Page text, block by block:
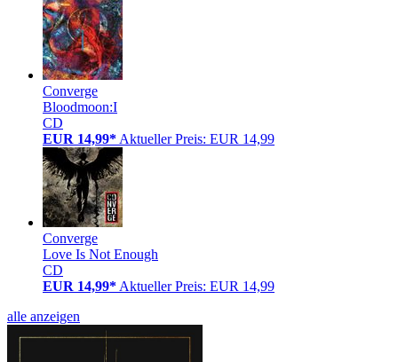
Converge
Bloodmoon:I
CD
EUR 14,99* Aktueller Preis: EUR 14,99
Converge
Love Is Not Enough
CD
EUR 14,99* Aktueller Preis: EUR 14,99
alle anzeigen